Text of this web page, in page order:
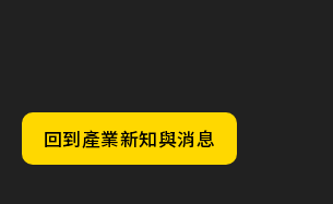
回到產業新知與消息